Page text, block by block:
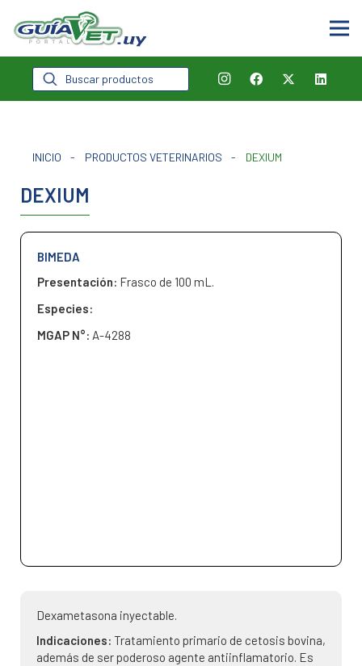
Búsqueda
de
productos
INICIO - PRODUCTOS VETERINARIOS - DEXIUM
DEXIUM
BIMEDA
Presentación: Frasco de 100 mL.
Especies:
MGAP N°: A-4288
Dexametasona inyectable.
Indicaciones: Tratamiento primario de cetosis bovina,
además de ser poderoso agente antiinflamatorio. Es